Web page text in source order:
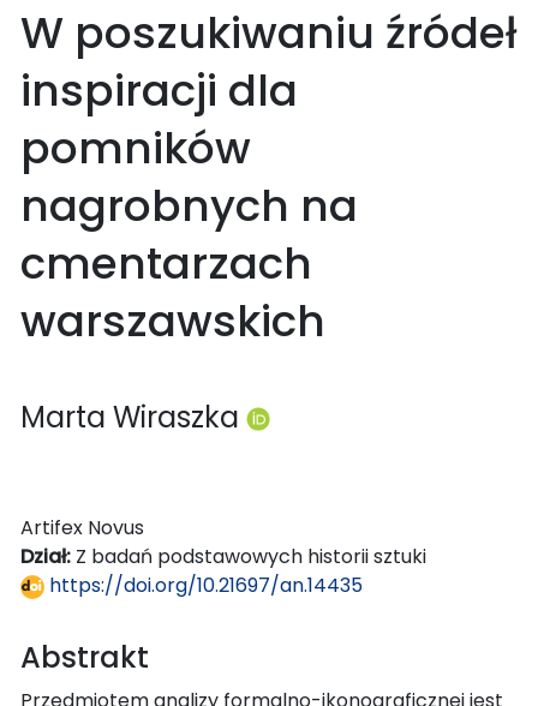
W poszukiwaniu źródeł
inspiracji dla
pomników
nagrobnych na
cmentarzach
warszawskich
Marta Wiraszka
Artifex Novus
Dział: Z badań podstawowych historii sztuki
https://doi.org/10.21697/an.14435
Abstrakt